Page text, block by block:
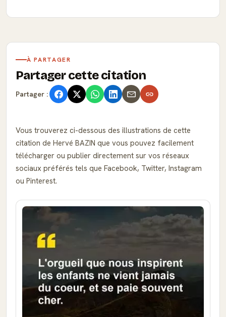
À PARTAGER
Partager cette citation
Partager :
Vous trouverez ci-dessous des illustrations de cette
citation de Hervé BAZIN que vous pouvez facilement
télécharger ou publier directement sur vos réseaux
sociaux préférés tels que Facebook, Twitter, Instagram
ou Pinterest.